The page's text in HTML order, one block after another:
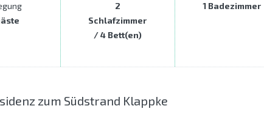
2
Schlafzimmer
/ 4 Bett(en)
1 Badezimmer
zum Südstrand Klappke